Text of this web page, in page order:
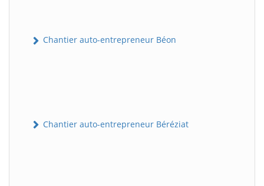
Chantier auto-entrepreneur Béon
Chantier auto-entrepreneur Béréziat